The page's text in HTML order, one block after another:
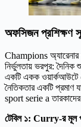
অফসিজন প্রশিক্ষণ
Champions
নির্ভুলতায় ভরপুর:
একটি একক ওয়ার্কআউটে
নৈতিকতার একটি
sport serie a তারকাদের
টেবিল ১: Curry-র মূল